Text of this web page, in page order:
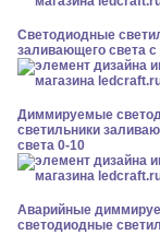
Светодиодные
заливающего света
Диммируемые
светильники
света 0-10
Аварийные
светодиодные